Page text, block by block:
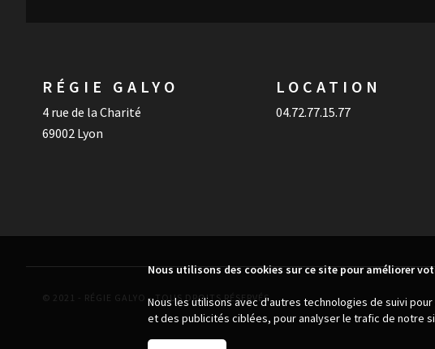
RÉGIE GALYO LOCATION
4 rue de la Charité
69002 Lyon
04.72.77.15.77
© 2021 - RÉGIE GALYO - TOUS DROITS RÉSERVÉS
Nous utilisons des cookies sur ce site pour améliorer
Nous les utilisons avec d'autres technologies de suivi
et des publicités ciblées, pour analyser le trafic de notre